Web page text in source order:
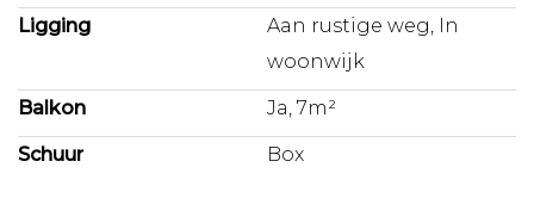
Ligging
Aan rustige weg, In
woonwijk
Balkon Ja, 7m²
Schuur Box